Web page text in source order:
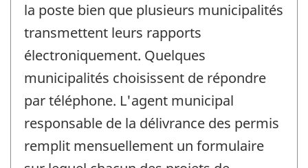
la poste bien que plusieurs municipalités
transmettent leurs rapports
électroniquement. Quelques
municipalités choisissent de répondre
par téléphone. L'agent municipal
responsable de la délivrance des permis
remplit mensuellement un formulaire